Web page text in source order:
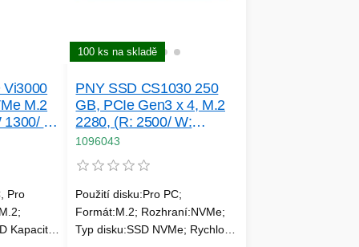
Vi3000
M.2
1300/ R
Pro
Kapacita
100 ks na skladě
PNY SSD CS1030 250
GB, PCIe Gen3 x 4, M.2
2280, (R: 2500/ W:
1100MB/ s)
1096043
Použití disku:Pro PC;
Formát:M.2; Rozhraní:NVMe;
Typ disku:SSD NVMe; Rychlost